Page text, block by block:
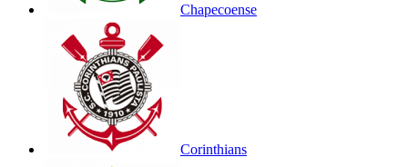
Chapecoense
Corinthians